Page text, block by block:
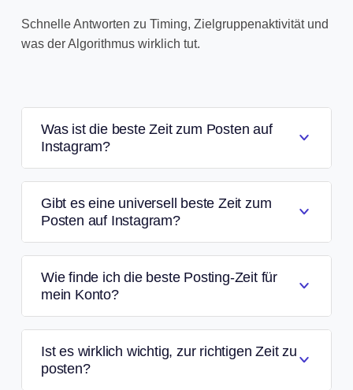
Schnelle Antworten zu Timing, Zielgruppenaktivität und
was der Algorithmus wirklich tut.
Was ist die beste Zeit zum Posten auf
Instagram?
Gibt es eine universell beste Zeit zum
Posten auf Instagram?
Wie finde ich die beste Posting-Zeit für
mein Konto?
Ist es wirklich wichtig, zur richtigen Zeit zu
posten?